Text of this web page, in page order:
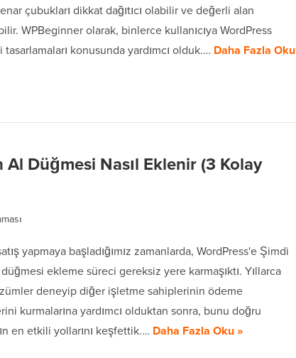
çubukları dikkat dağıtıcı olabilir ve değerli alan
WPBeginner olarak, binlerce kullanıcıya WordPress
konusunda yardımcı olduk.… Daha Fazla Oku
Düğmesi Nasıl Eklenir (3 Kolay
yapmaya başladığımız zamanlarda, WordPress'e Şimdi
ekleme süreci gereksiz yere karmaşıktı. Yıllarca
deneyip diğer işletme sahiplerinin ödeme
kurmalarına yardımcı olduktan sonra, bunu doğru
en etkili yollarını keşfettik.… Daha Fazla Oku »